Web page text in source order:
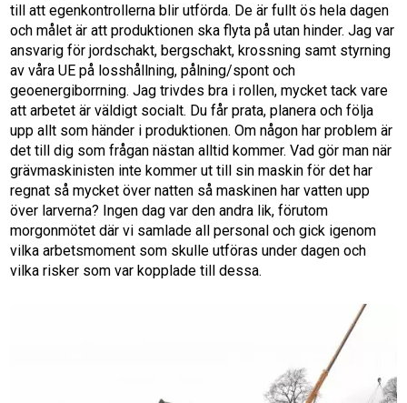
till att egenkontrollerna blir utförda. De är fullt ös hela dagen
och målet är att produktionen ska flyta på utan hinder. Jag var
ansvarig för jordschakt, bergschakt, krossning samt styrning
av våra UE på losshållning, pålning/spont och
geoenergiborrning. Jag trivdes bra i rollen, mycket tack vare
att arbetet är väldigt socialt. Du får prata, planera och följa
upp allt som händer i produktionen. Om någon har problem är
det till dig som frågan nästan alltid kommer. Vad gör man när
grävmaskinisten inte kommer ut till sin maskin för det har
regnat så mycket över natten så maskinen har vatten upp
över larverna? Ingen dag var den andra lik, förutom
morgonmötet där vi samlade all personal och gick igenom
vilka arbetsmoment som skulle utföras under dagen och
vilka risker som var kopplade till dessa.